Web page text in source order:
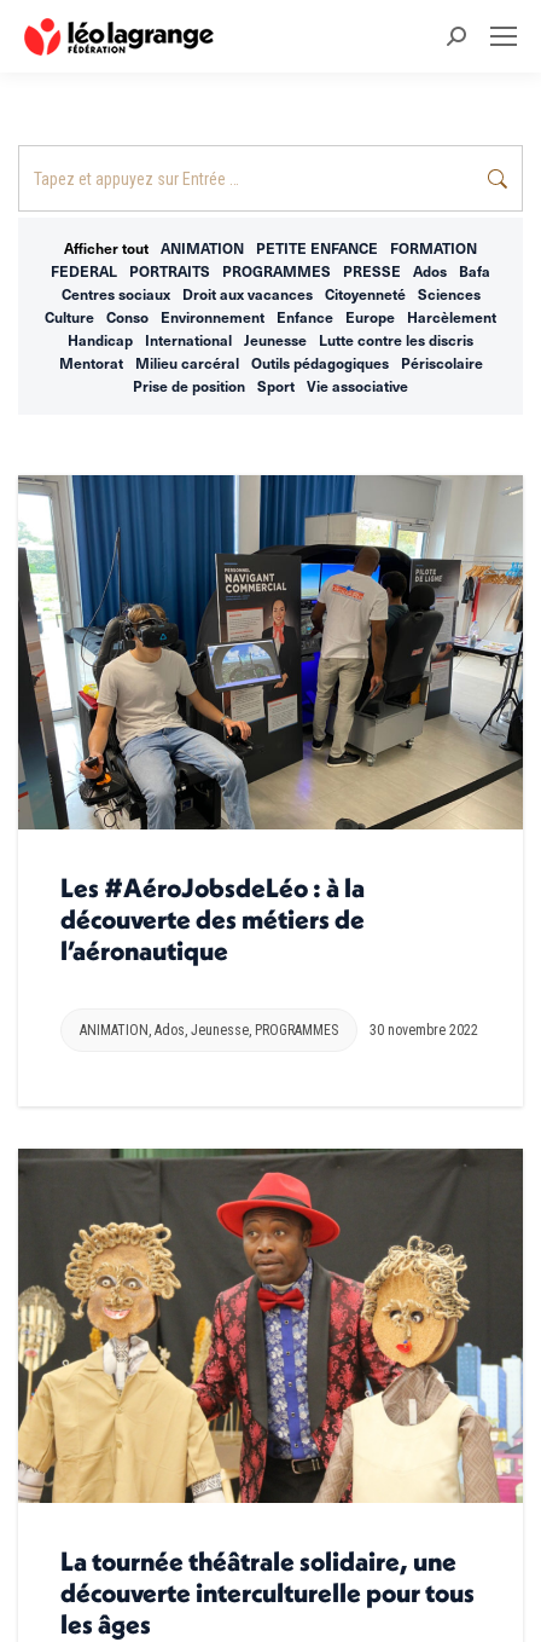
Recherche
Afficher tout ANIMATION PETITE ENFANCE
FORMATION
FEDERAL
PORTRAITS PROGRAMMES PRESSE Ados
Bafa
Centres sociaux
Droit aux vacances Citoyenneté
Sciences
Culture
Conso Environnement Enfance Europe
Harcèlement
Handicap
International Jeunesse
Lutte contre les discris
Mentorat
Milieu carcéral Outils pédagogiques
Périscolaire
Prise de position
Sport Vie associative
Les #AéroJobsdeLéo : à la
découverte des métiers de
l’aéronautique
ANIMATION, Ados, Jeunesse, PROGRAMMES 30 novembre 2022
La tournée théâtrale solidaire, une
découverte interculturelle pour tous
les âges